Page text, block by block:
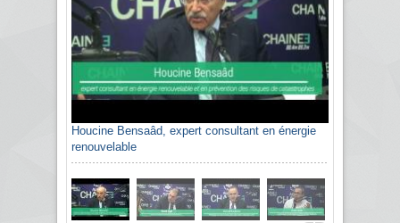
Houcine Bensaâd, expert consultant en énergie
renouvelable